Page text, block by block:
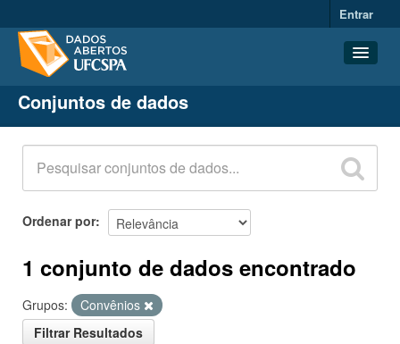
Entrar
Conjuntos de dados
Organizações
Grupos
Sobre
Conjuntos de dados
Ordenar por
1 conjunto de dados encontrado
Grupos:
Convênios
Filtrar Resultados